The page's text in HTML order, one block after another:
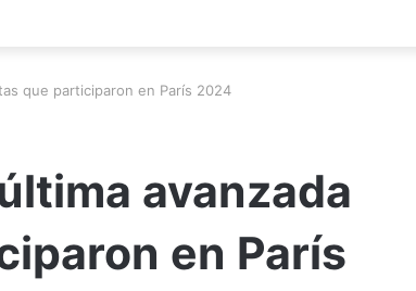
que participaron en París 2024
avanzada
en París